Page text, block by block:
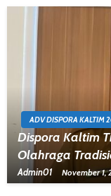
ADV DISPORA KALTIM
Dispora Kaltim
Olahraga
Admin01 November 1,